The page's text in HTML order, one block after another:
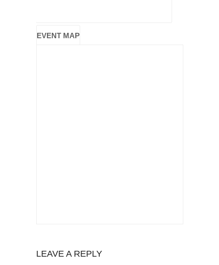
EVENT MAP
LEAVE A REPLY